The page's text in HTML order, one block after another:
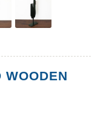
WOODEN